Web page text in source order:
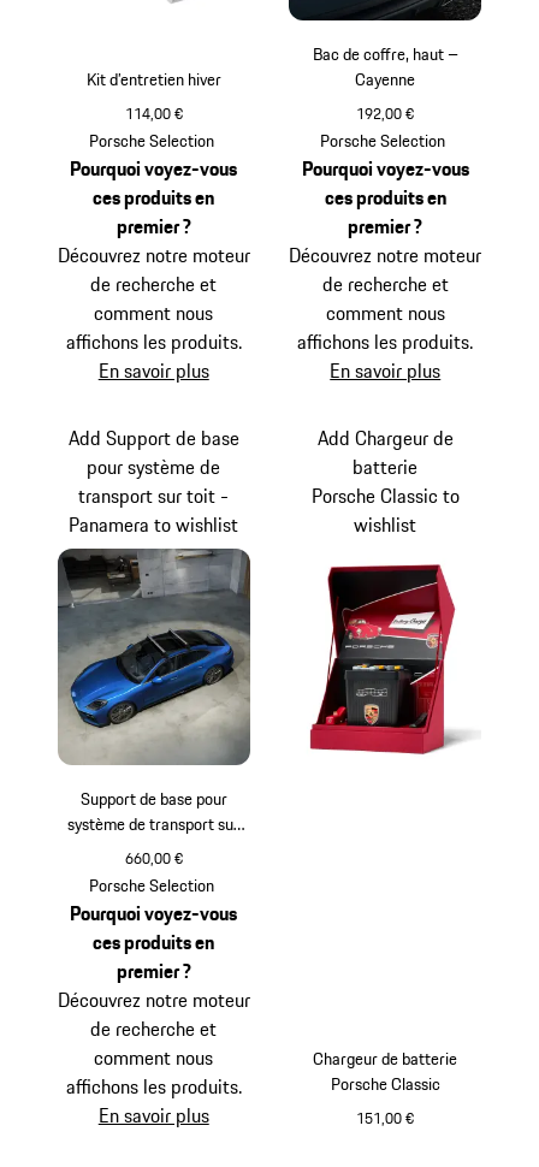
Kit d’entretien hiver
114,00 €
Porsche Selection
Pourquoi voyez-vous
ces produits en
premier ?
Découvrez notre moteur
de recherche et
comment nous
affichons les produits.
En savoir plus
Bac de coffre, haut –
Cayenne
192,00 €
Porsche Selection
Pourquoi voyez-vous
ces produits en
premier ?
Découvrez notre moteur
de recherche et
comment nous
affichons les produits.
En savoir plus
Support de base pour
système de transport sur
toit - Panamera
660,00 €
Add Support de base
pour système de
transport sur toit -
Panamera to wishlist
Porsche Selection
Pourquoi voyez-vous
ces produits en
premier ?
Découvrez notre moteur
de recherche et
comment nous
affichons les produits.
En savoir plus
Chargeur de batterie
Porsche Classic
151,00 €
Add Chargeur de
batterie
Porsche Classic to
wishlist